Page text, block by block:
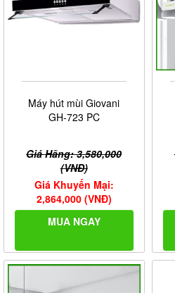
Máy hút mùi Giovani
GH-723 PC
Giá Hãng: 3,580,000
(VNĐ)
Giá Khuyến Mại:
2,864,000 (VNĐ)
MUA NGAY